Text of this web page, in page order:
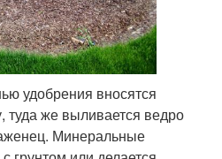
удобрения вносятся
туда же выливается ведро
Минеральные